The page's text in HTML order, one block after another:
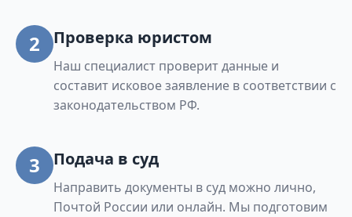
2 Проверка юристом
Наш специалист проверит данные и
составит исковое заявление в соответствии с
законодательством РФ.
3 Подача в суд
Направить документы в суд можно лично,
Почтой России или онлайн. Мы подготовим